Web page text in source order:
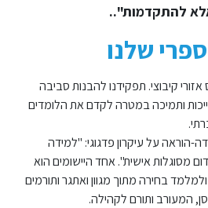
להתקדמות"..
שלנו
קיבוצי. תפקידנו להבנות סביבה
ותמיכה במטרה לקדם את הלומדים
הוראה על עיקרון פדגוגי: "למידה
מסוגלות אישית". אחד היישומים הוא
בחירה מתוך מגוון ואתגר ותורמים
המעורב ותורם לקהילה.